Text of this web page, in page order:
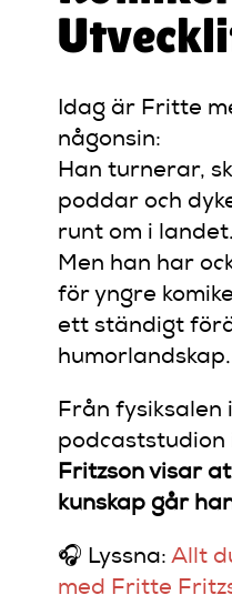
Idag är Fritte
någonsin:
Han turnerar,
poddar och
runt om i landet.
Men han har
för yngre
ett ständigt
humorlandskap.
Från fysiksalen
podcaststudion
Fritzson visar
kunskap går
🎧 Lyssna:Allt
med Fritte